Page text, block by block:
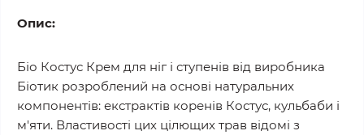
Опис:
Біо Костус Крем для ніг і ступенів від виробника
Біотик розроблений на основі натуральних
компонентів: екстрактів коренів Костус, кульбаби і
м'яти. Властивості цих цілющих трав відомі з